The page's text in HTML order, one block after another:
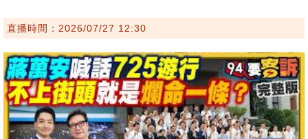
直播時間：2026/07/27 12:30